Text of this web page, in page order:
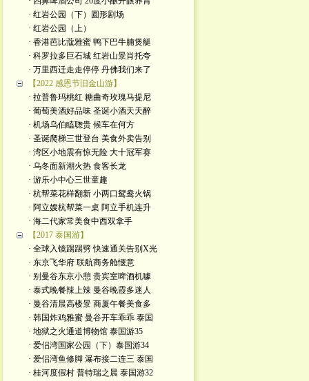
· 红岩公园（下）圆形剧场
· 红岩公园（上）
· 香港芭比蔻雅蜜 鸭下巴牛腩煲艇
· 科罗拉多巨石城 红岩山景肖托夸
· 万里西迁走走停停 丹佛我们来了
【2022 感恩节旧金山游】
· 拉普鲁玛桃红 糖曲奇玫瑰马提尼
· 葡萄美酒好品味 圣诞小酒天天醉
· 机场乌伯瞌聦贵 候车在何方
· 圣诞爬梯三世登台 美食外卖告别
· 湾区小地震有惊无险 大十冠军赛
· 乌冬面新潮火热 食客长龙
· 游乐小中心三世童趣
· 杭帮菜花样翻新 小两口鸳鸯火锅
· 阿立嫂杭帮菜一桌 阿立手机连升
· 海二代家常美食中西双拿手
【2017 泰国游】
· 全球入镜踢踢劈 快速通关告别X光
· 东京飞华府 联航商务舱惬意
· 别曼谷东京小憩 贵宾室啤酒机噱
· 泰式晚餐辣上辣 曼谷晚霞多迷人
· 曼谷清晨高楼景 商厦午餐美食多
· 韩国炸鸡雅蜜 曼谷开车乖乖 泰国
· 地狱之火通道博物馆 泰国游35
· 爱侣湾国家公园（下）泰国游34
· 爱侣湾鱼修脚 瀑布接二连三 泰国
· 桂河度假村 普特瑞之晨 泰国游32